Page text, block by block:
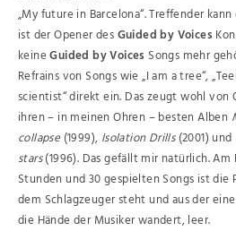
„My future in Barcelona“. Treffender
ist der Opener desGuided by Voices
keineGuided by Voices Songs mehr
Refrains von Songs wie „I am a tree“,
scientist“ direkt ein. Das zeugt wohl von
ihren – in meinen Ohren – besten Alben
collapse(1999), Isolation Drills(2001) und
stars(1996). Das gefällt mir natürlich.
Stunden und 30 gespielten Songs ist die
dem Schlagzeuger steht und aus der
die Hände der Musiker wandert, leer.